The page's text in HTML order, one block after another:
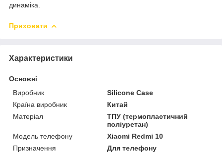
динаміка.
Приховати
Характеристики
Основні
Виробник
Silicone Case
Країна виробник
Китай
Матеріал
ТПУ (термопластичний
поліуретан)
Модель телефону
Xiaomi Redmi 10
Призначення
Для телефону